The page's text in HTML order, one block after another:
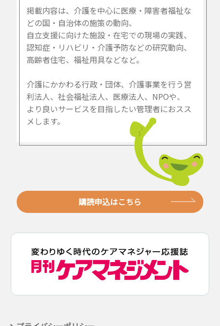
掲載内容は、介護を中心に医療・障害者福祉な
どの国・自治体の施策の動向、
自立支援に向けた施設・在宅での現場の実践、
認知症・リハビリ・介護予防などの研究動向、
高齢者住宅、福祉用具などなど。
介護にかかわる行政・団体、介護事業を行う営
利法人、社会福祉法人、医療法人、NPOや、
より良いサービスを目指したい管理者におスス
メします。
購読申込はこちら